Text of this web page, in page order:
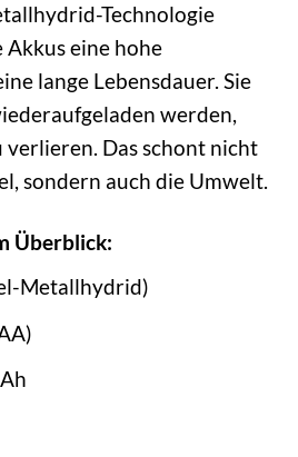
Technologie
Akkus eine hohe
lange Lebensdauer. Sie
werden,
verlieren. Das schont nicht
sondern auch die Umwelt.
Überblick:
Metallhydrid)